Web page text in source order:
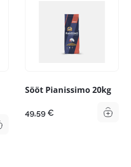
Sööt Pianissimo 20kg
49,59 €